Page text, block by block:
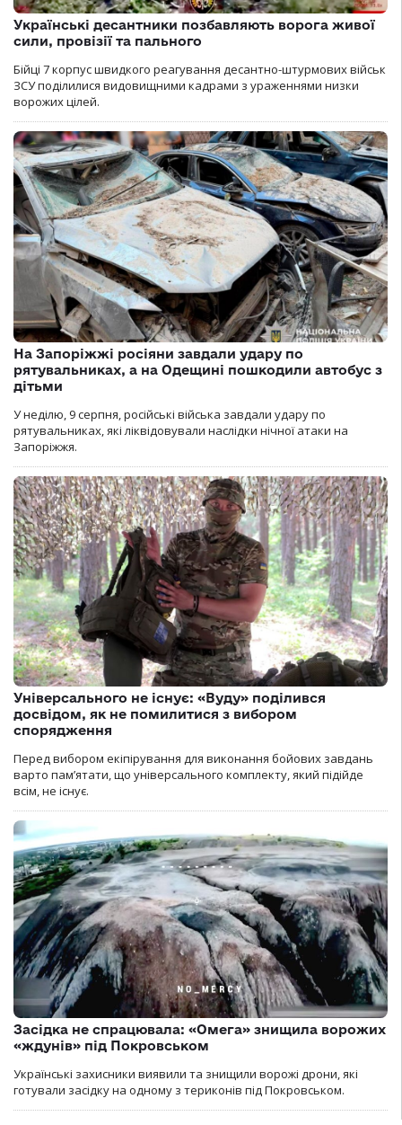
Українські десантники позбавляють ворога живої
сили, провізії та пального
Бійці 7 корпус швидкого реагування десантно-штурмових військ
ЗСУ поділилися видовищними кадрами з ураженнями низки
ворожих цілей.
На Запоріжжі росіяни завдали удару по
рятувальниках, а на Одещині пошкодили автобус з
дітьми
У неділю, 9 серпня, російські війська завдали удару по
рятувальниках, які ліквідовували наслідки нічної атаки на
Запоріжжя.
Універсального не існує: «Вуду» поділився
досвідом, як не помилитися з вибором
спорядження
Перед вибором екіпірування для виконання бойових завдань
варто пам’ятати, що універсального комплекту, який підійде
всім, не існує.
Засідка не спрацювала: «Омега» знищила ворожих
«ждунів» під Покровськом
Українські захисники виявили та знищили ворожі дрони, які
готували засідку на одному з териконів під Покровськом.